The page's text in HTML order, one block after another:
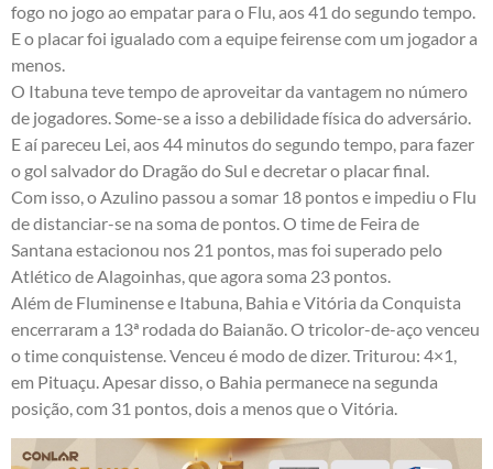
fogo no jogo ao empatar para o Flu, aos 41 do segundo tempo.
E o placar foi igualado com a equipe feirense com um jogador a
menos.
O Itabuna teve tempo de aproveitar da vantagem no número
de jogadores. Some-se a isso a debilidade física do adversário.
E aí pareceu Lei, aos 44 minutos do segundo tempo, para fazer
o gol salvador do Dragão do Sul e decretar o placar final.
Com isso, o Azulino passou a somar 18 pontos e impediu o Flu
de distanciar-se na soma de pontos. O time de Feira de
Santana estacionou nos 21 pontos, mas foi superado pelo
Atlético de Alagoinhas, que agora soma 23 pontos.
Além de Fluminense e Itabuna, Bahia e Vitória da Conquista
encerraram a 13ª rodada do Baianão. O tricolor-de-aço venceu
o time conquistense. Venceu é modo de dizer. Triturou: 4×1,
em Pituaçu. Apesar disso, o Bahia permanece na segunda
posição, com 31 pontos, dois a menos que o Vitória.